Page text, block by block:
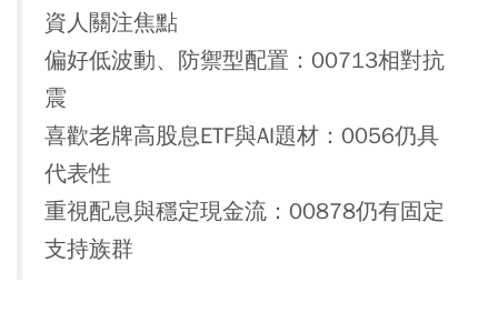
資人關注焦點
偏好低波動、防禦型配置：00713相對抗
震
喜歡老牌高股息ETF與AI題材：0056仍具
代表性
重視配息與穩定現金流：00878仍有固定
支持族群